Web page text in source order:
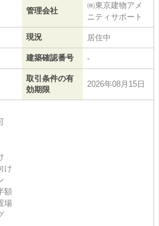
管理会社
㈱東京建物アメ
ニティサポート
現況 居住中
建築確認番号 -
取引条件の有
効期限
2026年08月15日
け
額
場